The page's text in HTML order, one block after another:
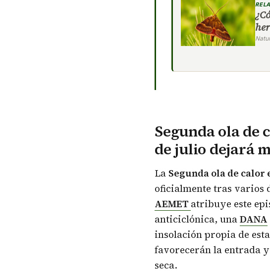
Segunda ola de
de julio dejará
La Segunda ola de calor
oficialmente tras varios
AEMET atribuye este
anticiclónica, unaDANA
insolación propia de
favorecerán la entrada
seca.